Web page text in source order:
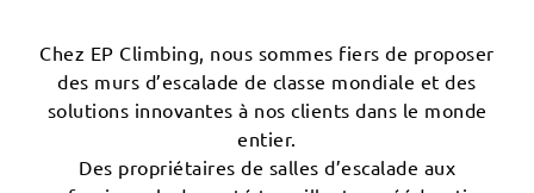
Chez EP Climbing, nous sommes fiers de proposer
des murs d’escalade de classe mondiale et des
solutions innovantes à nos clients dans le monde
entier.
Des propriétaires de salles d’escalade aux